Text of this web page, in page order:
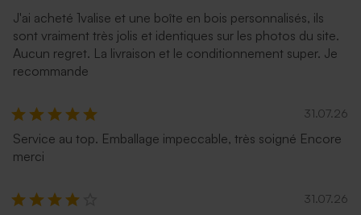
J'ai acheté 1valise et une boîte en bois personnalisés, ils
sont vraiment très jolis et identiques sur les photos du site.
Aucun regret. La livraison et le conditionnement super. Je
recommande
31.07.26
Service au top. Emballage impeccable, très soigné Encore
merci
31.07.26